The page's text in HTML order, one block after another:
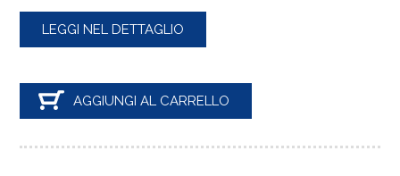
LEGGI NEL DETTAGLIO
AGGIUNGI AL CARRELLO